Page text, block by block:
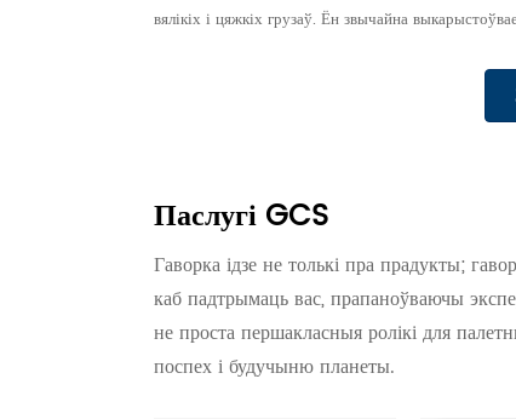
вялікіх і цяжкіх грузаў. Ён звычайна
Паслугі GCS
Гаворка ідзе не толькі пра прадукты;
каб падтрымаць вас, прапаноўваючы
не проста першакласныя ролікі для
поспех і будучыню планеты.